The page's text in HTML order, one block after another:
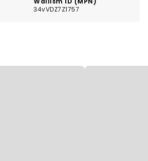
34vVDZ7Z1757